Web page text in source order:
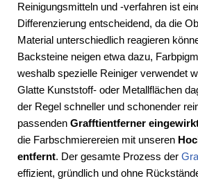
Reinigungsmitteln und -verfahren ist
Differenzierung entscheidend, da die
Material unterschiedlich reagieren
Backsteine neigen etwa dazu,
weshalb spezielle Reiniger verwendet
Glatte Kunststoff- oder Metallflächen
der Regel schneller und schonender
passenden Grafftientferner
die Farbschmierereien mit unseren
entfernt. Der gesamte Prozess der
effizient, gründlich und ohne